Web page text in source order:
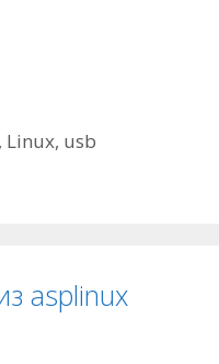
, Linux, usb
asplinux